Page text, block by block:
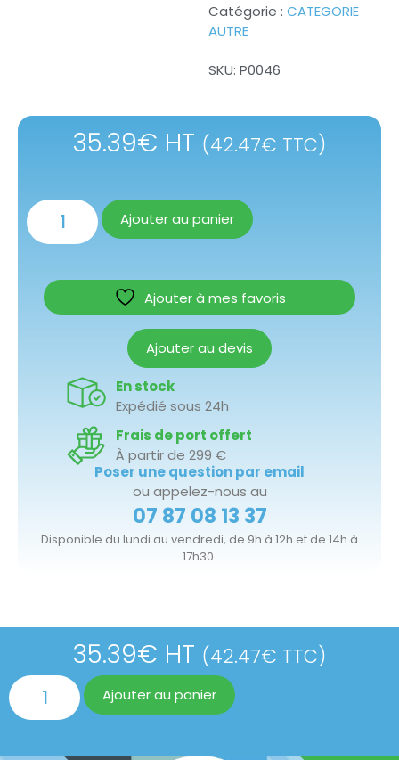
Catégorie : CATEGORIE
AUTRE
SKU: P0046
35.39€ HT (42.47€ TTC)
Ajouter au panier
Ajouter à mes favoris
Ajouter au devis
En stock
Expédié sous 24h
Frais de port offert
À partir de 299 €
Poser une question par email
ou appelez-nous au
07 87 08 13 37
Disponible du lundi au vendredi, de 9h à 12h et de 14h à
17h30.
35.39€ HT (42.47€ TTC)
Ajouter au panier